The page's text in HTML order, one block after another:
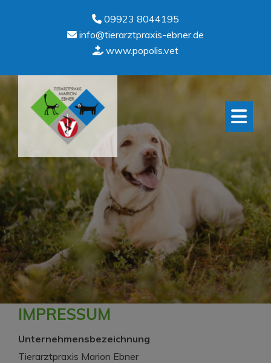
09923 8044195
info@tierarztpraxis-ebner.de
www.popolis.vet
IMPRESSUM
Unternehmensbezeichnung
Tierarztpraxis Marion Ebner